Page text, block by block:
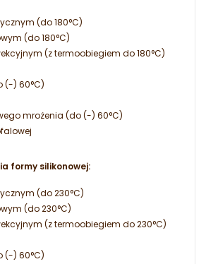
(do 180°C)
(do 180°C)
(z termoobiegiem do 180°C)
(-) 60°C)
mrożenia (do (-) 60°C)
formy silikonowej:
(do 230°C)
(do 230°C)
(z termoobiegiem do 230°C)
(-) 60°C)